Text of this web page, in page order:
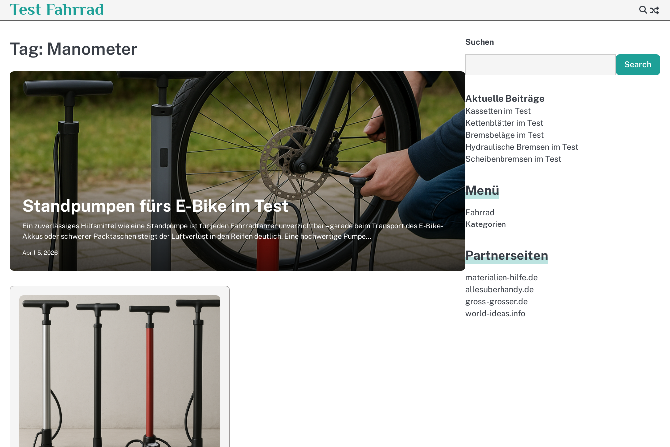
SkipTest Fahrrad
Tag: Manometer
Standpumpen fürs E-Bike im Test
Ein zuverlässiges Hilfsmittel wie eine Standpumpe ist für jeden Fahrradfahrer unverzichtbar – gerade beim Transport des E-Bike-
Akkus oder schwerer Packtaschen steigt der Luftverlust in den Reifen deutlich. Eine hochwertige Pumpe…
April 5, 2026
Suchen
Search
Aktuelle Beiträge
Kassetten im Test
Kettenblätter im Test
Bremsbeläge im Test
Hydraulische Bremsen im Test
Scheibenbremsen im Test
Menü
Fahrrad
Kategorien
Partnerseiten
materialien-hilfe.de
allesuberhandy.de
gross-grosser.de
world-ideas.info